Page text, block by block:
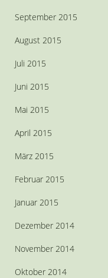
September 2015
August 2015
Juli 2015
Juni 2015
Mai 2015
April 2015
März 2015
Februar 2015
Januar 2015
Dezember 2014
November 2014
Oktober 2014